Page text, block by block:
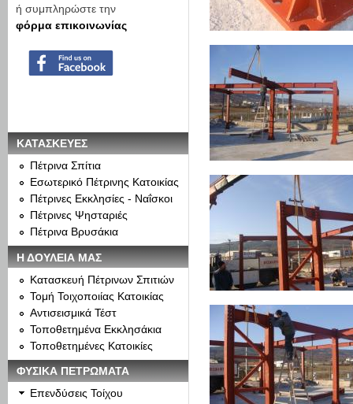
ή συμπληρώστε την
φόρμα επικοινωνίας
ΚΑΤΑΣΚΕΥΕΣ
Πέτρινα Σπίτια
Εσωτερικό Πέτρινης Κατοικίας
Πέτρινες Εκκλησίες - Ναΐσκοι
Πέτρινες Ψησταριές
Πέτρινα Βρυσάκια
Η ΔΟΥΛΕΙΑ ΜΑΣ
Κατασκευή Πέτρινων Σπιτιών
Τομή Τοιχοποιίας Κατοικίας
Αντισεισμικά Τέστ
Τοποθετημένα Εκκλησάκια
Τοποθετημένες Κατοικίες
ΦΥΣΙΚΑ ΠΕΤΡΩΜΑΤΑ
Επενδύσεις Τοίχου